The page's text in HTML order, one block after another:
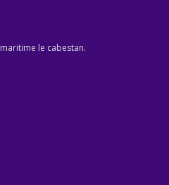
le cabestan.